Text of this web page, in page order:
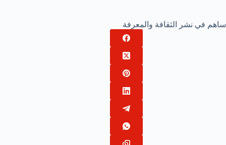
ساهم في نشر الثقافة والمعرفة